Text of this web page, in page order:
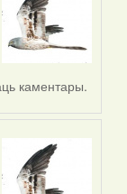
каментары.